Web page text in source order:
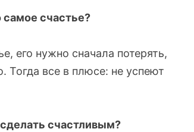
самое счастье?
его нужно сначала потерять,
Тогда все в плюсе: не успеют
счастливым?